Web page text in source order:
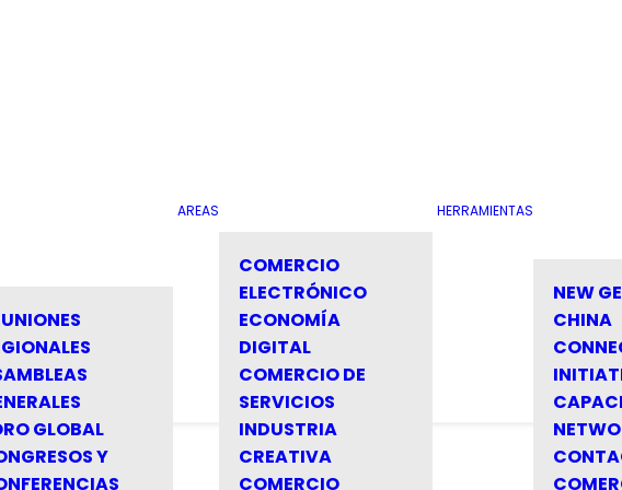
GLOBAL
Y
AREAS
COMERCIO
ELECTRÓNICO
ECONOMÍA
DIGITAL
COMERCIO DE
SERVICIOS
INDUSTRIA
CREATIVA
COMERCIO
HERRAMIENTAS
NEW
CHINA